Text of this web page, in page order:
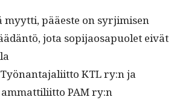
myyt­ti, pääeste on syr­jimisen
jota sopi­jaos­a­puo­let eivät
KTL ry:n ja
PAM ry:n